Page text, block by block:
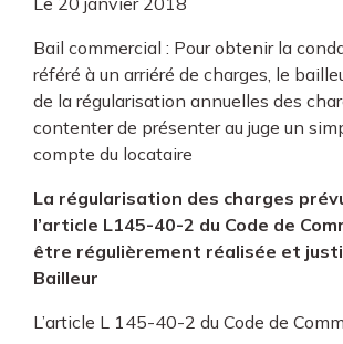
Bail commercial : Pour obtenir la
référé à un arriéré de charges, le
de la régularisation annuelles des
contenter de présenter au juge un
compte du locataire
La régularisation des charges
l’article L145-40-2 du Code de
être régulièrement réalisée et
Bailleur
L’article L 145-40-2 du Code de